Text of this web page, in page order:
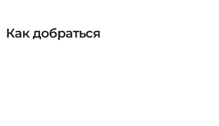
Как добраться